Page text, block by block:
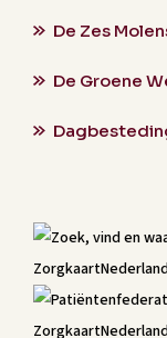
De Zes
De Groene